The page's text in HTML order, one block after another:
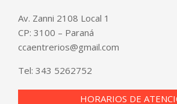
Av. Zanni 2108 Local 1
CP: 3100 – Paraná
ccaentrerios@gmail.com
Tel: 343 5262752
HORARIOS DE